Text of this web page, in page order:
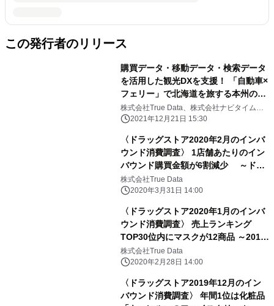
この発行者のリリース
購買データ・移動データ・検索データ
を活用した観光DXを支援！ 「自動車×
フェリー」で北海道を旅する本州の観
光客像を調査
株式会社True Data、株式会社ナビタイムジ
ャパン
2021年12月21日 15:30
〈ドラッグストア2020年2月のインバ
ウンド消費調査〉 1店舗あたりのイン
バウンド購買金額が6割減少 ～ドラ
ッグストア国内消費全体は、 感染防止
対策商品の需要で16.1％増加～
株式会社True Data
2020年3月31日 14:00
〈ドラッグストア2020年1月のインバ
ウンド消費調査〉 売上ランキング
TOP30位内にマスクが12商品 ～2018
年10月以来15か月ぶりに購買金額が前
年同月を上回る～
株式会社True Data
2020年2月28日 14:00
〈ドラッグストア2019年12月のイン
バウンド消費調査〉 年間1位は化粧品